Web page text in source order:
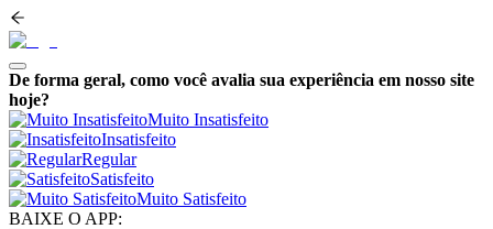
De forma geral, como você avalia sua experiência em nosso site
hoje?
Muito Insatisfeito
Insatisfeito
Regular
Satisfeito
Muito Satisfeito
BAIXE O APP: